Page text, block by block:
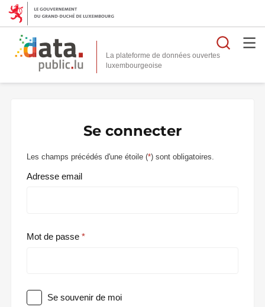
La plateforme de données ouvertes
Se connecter
Les champs précédés d'une étoile (*) sont obligatoires.
Adresse email
Mot de passe
Se souvenir de moi